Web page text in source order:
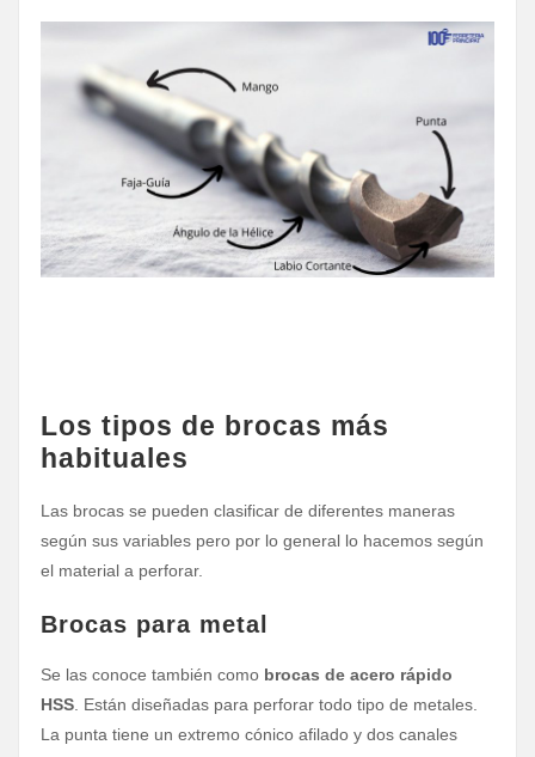
Los tipos de brocas más
habituales
Las brocas se pueden clasificar de diferentes maneras
según sus variables pero por lo general lo hacemos según
el material a perforar.
Brocas para metal
Se las conoce también como brocas de acero rápido
HSS. Están diseñadas para perforar todo tipo de metales.
La punta tiene un extremo cónico afilado y dos canales